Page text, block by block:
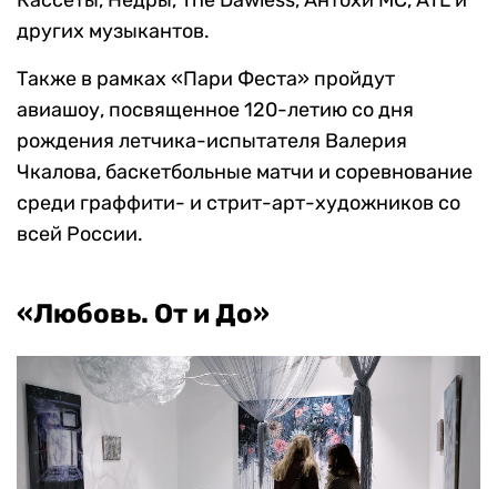
других музыкантов.
Также в рамках «Пари Феста» пройдут
авиашоу, посвященное 120-летию со дня
рождения летчика-испытателя Валерия
Чкалова, баскетбольные матчи и соревнование
среди граффити- и стрит-арт-художников со
всей России.
«Любовь. От и До»